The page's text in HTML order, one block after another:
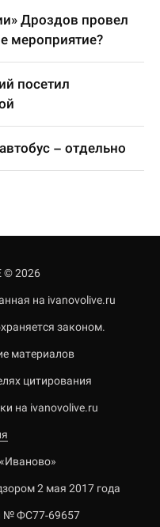
Дроздов провел
мероприятие?
посетил
– отдельно
© 2026
на ivanovolive.ru
законом.
материалов
цитирования
на ivanovolive.ru
2 мая 2017 года
№ ФС77-69657